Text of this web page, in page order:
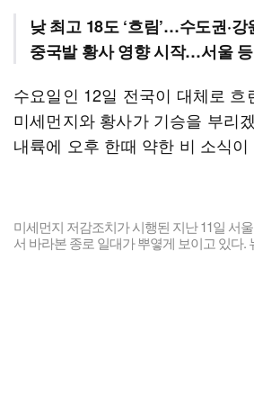
낮 최고 18도 ‘흐림’…수도권·강
중국발 황사 영향 시작…서울 등
수요일인 12일 전국이 대체로 흐
미세먼지와 황사가 기승을 부리
내륙에 오후 한때 약한 비 소식이
미세먼지 저감조치가 시행된 지난 11일 서
서 바라본 종로 일대가 뿌옇게 보이고 있다.